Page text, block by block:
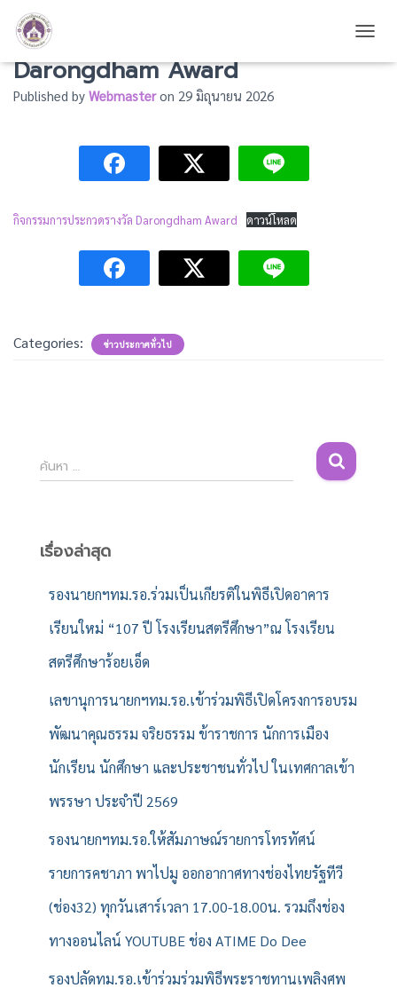
กิจกรรมการประกวดรางวัล
Darongdham Award
Published by Webmasteron 29 มิถุนายน 2026
กิจกรรมการประกวดรางวัล Darongdham Award ดาวน์โหลด
Categories: ข่าวประกาศทั่วไป
ค้
น
สำ
ค้นหา …
เรื่องล่าสุด
รองนายกฯทม.รอ.ร่วมเป็นเกียรติในพิธีเปิดอาคาร
เรียนใหม่ “107 ปี โรงเรียนสตรีศึกษา”ณ โรงเรียน
สตรีศึกษาร้อยเอ็ด
เลขานุการนายกฯทม.รอ.เข้าร่วมพิธีเปิดโครงการอบรม
พัฒนาคุณธรรม จริยธรรม ข้าราชการ นักการเมือง
นักเรียน นักศึกษา และประชาชนทั่วไป ในเทศกาลเข้า
พรรษา ประจำปี 2569
รองนายกฯทม.รอ.ให้สัมภาษณ์รายการโทรทัศน์
รายการคชาภา พาไปมู ออกอากาศทางช่องไทยรัฐทีวี
(ช่อง32) ทุกวันเสาร์เวลา 17.00-18.00น. รวมถึงช่อง
ทางออนไลน์ YOUTUBE ช่อง ATIME Do Dee
รองปลัดทม.รอ.เข้าร่วมร่วมพิธีพระราชทานเพลิงศพ